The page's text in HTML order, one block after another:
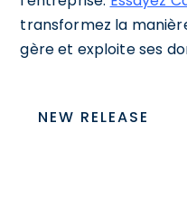
transformez la
gère et exploite ses
NEW RELEASE